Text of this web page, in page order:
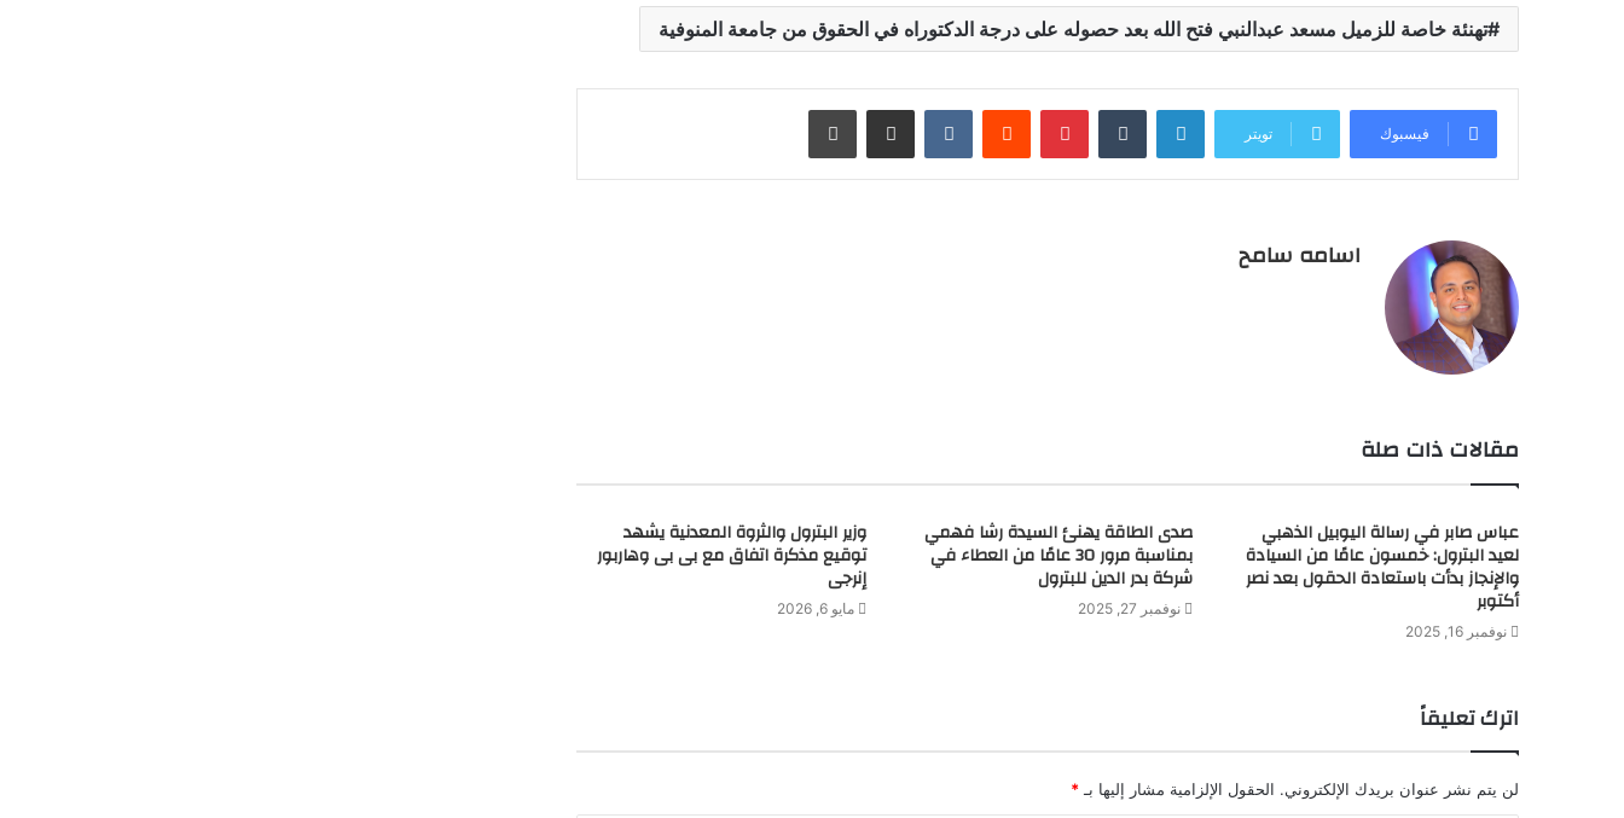
تهنئة خاصة للزميل مسعد عبدالنبي فتح الله بعد حصوله على درجة الدكتوراه في الحقوق من جامعة المنوفية
فيسبوك تويتر
لينكدإن بينتيريست مشاركة عبر البريد طباعة
اسامه سامح
مقالات ذات صلة
عباس صابر في رسالة اليوبيل الذهبي
لعيد البترول: خمسون عامًا من السيادة
والإنجاز بدأت باستعادة الحقول بعد نصر
أكتوبر
نوفمبر 16, 2025
صدى الطاقة يهنئ السيدة رشا فهمي
بمناسبة مرور 30 عامًا من العطاء في
شركة بدر الدين للبترول
نوفمبر 27, 2025
وزير البترول والثروة المعدنية يشهد
توقيع مذكرة اتفاق مع بى بى وهاربور
إنرجى
مايو 6, 2026
اترك تعليقاً
لن يتم نشر عنوان بريدك الإلكتروني. الحقول الإلزامية مشار إليها بـ *